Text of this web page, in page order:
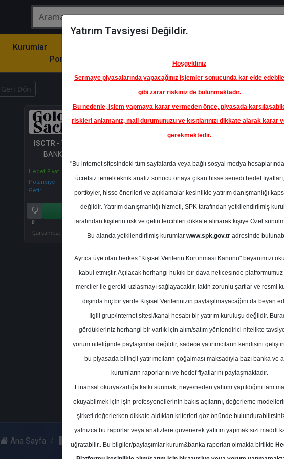
Kurumlar
Model
Portföy
Hisse
Öne
Çıkanlar
Raporlar
Geri Dön
ISCTR - TÜRKİYE İŞ
BANKASI A.Ş.
Hedef Fiyat
Potansiyel
Getiri
%0.00
0 0
Çarşamba, 01 Nisan 2026
En Yüksek
Ortalama
Tahmini
Potansiyeli
Kurum Sayısı
21
10
Çarşamba, 01 Nisan 2026
Ana Sayfa Goldman Sachs ISCTR Hedef Fiyat
Yatırım Tavsiyesi Değildir.
Hoşgeldiniz
Sermaye piyasalarında yapacağınız işlemler sonucunda kar elde
gibi zarar riskiniz de bulunmaktadır.
Bu nedenle, işlem yapmaya karar vermeden önce, piyasada
riskleri anlamanız, mali durumunuzu ve kısıtlarınızı dikkate alarak karar
gerekmektedir.
"Bu internet sitesindeki tüm sayfalarda veya bağlı sosyal medya
ücretsiz temel/teknik analiz sonucu ortaya çıkan hisse senedi hedef
portföyler, hisse önerileri ve açıklamalar kesinlikle yatırım danışmanlığı
değildir. Yatırım danışmanlığı hizmeti, SPK tarafından yetkilendirilmiş
tarafından kişilerin risk ve getiri tercihleri dikkate alınarak kişiye Özel
Bu alanda yetkilendirilmiş kurumlar www.spk.gov.tradresinde
Ayrıca üye olan herkes "Kişisel Verilerin Korunması Kanunu" beyanımızı
kabul etmiştir. Açılacak herhangi hukiki bir dava neticesinde
merciler ile gerekli uzlaşmayı sağlayacaktır, lakin zorunlu şartlar ve resmi
dışında hiç bir yerde Kişisel Verilerinizin paylaşılmayacağını da beyan
İlgili grup/internet sitesi/kanal hesabı bir yatırım kuruluşu değildir.
gördükleriniz herhangi bir varlık için alım/satım yönlendirici nitelikte
yorum niteliğinde paylaşımlar değildir, sadece yatırımcıların kendisini
bu piyasada bilinçli yatırımcıların çoğalması maksadıyla bazı banka ve
kurumların raporlarını ve hedef fiyatlarını paylaşmaktadır.
Finansal okuryazarlığa katkı sunmak, neye/neden yatırım yapıldığını tam
okuyabilmek için işin profesyonellerinin bakış açılarını, değerleme
şirketi değerlerken dikkate aldıkları kriterleri göz önünde
yalnızca bu raporlar veya analizlere güvenerek yatırım yapmak sizi maddi
uğratabilir.. Bu bilgiler/paylaşımlar kurum&banka raporları olmakla birlikte